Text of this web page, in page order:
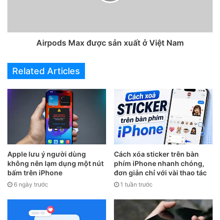
Airpods Max được sản xuất ở Việt Nam
Related Articles
Apple lưu ý người dùng
không nên lạm dụng một nút
bấm trên iPhone
6 ngày trước
Cách xóa sticker trên bàn
phím iPhone nhanh chóng,
đơn giản chỉ với vài thao tác
1 tuần trước